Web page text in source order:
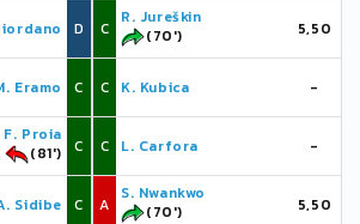
D
Eramo C
F. Proia
(81') C
Sidibe C
C
R. Jureškin
(70')
5,50
C K. Kubica -
C L. Carfora -
A
S. Nwankwo
(70')
5,50